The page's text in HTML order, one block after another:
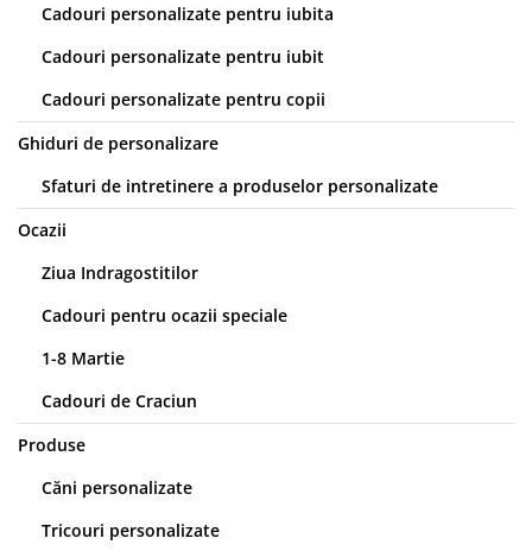
Cadouri personalizate pentru iubita
Cadouri personalizate pentru iubit
Cadouri personalizate pentru copii
Ghiduri de personalizare
Sfaturi de intretinere a produselor personalizate
Ocazii
Ziua Indragostitilor
Cadouri pentru ocazii speciale
1-8 Martie
Cadouri de Craciun
Produse
Căni personalizate
Tricouri personalizate